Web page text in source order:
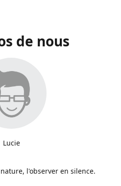
de nous
Lucie
l'observer en silence.